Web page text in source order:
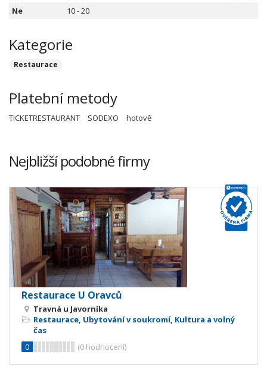
Ne 10 - 20
Kategorie
Restaurace
Platební metody
TICKETRESTAURANT SODEXO hotově
Nejbližší podobné firmy
Restaurace U Oravců
Travná u Javorníka
Restaurace, Ubytování v soukromí, Kultura a volný
čas
0
(0 hodnocení)